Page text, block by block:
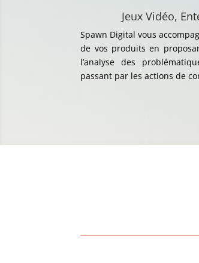
Jeux Vidéo,
Spawn Digital vous
de vos produits en
l’analyse des
passant par les actions de